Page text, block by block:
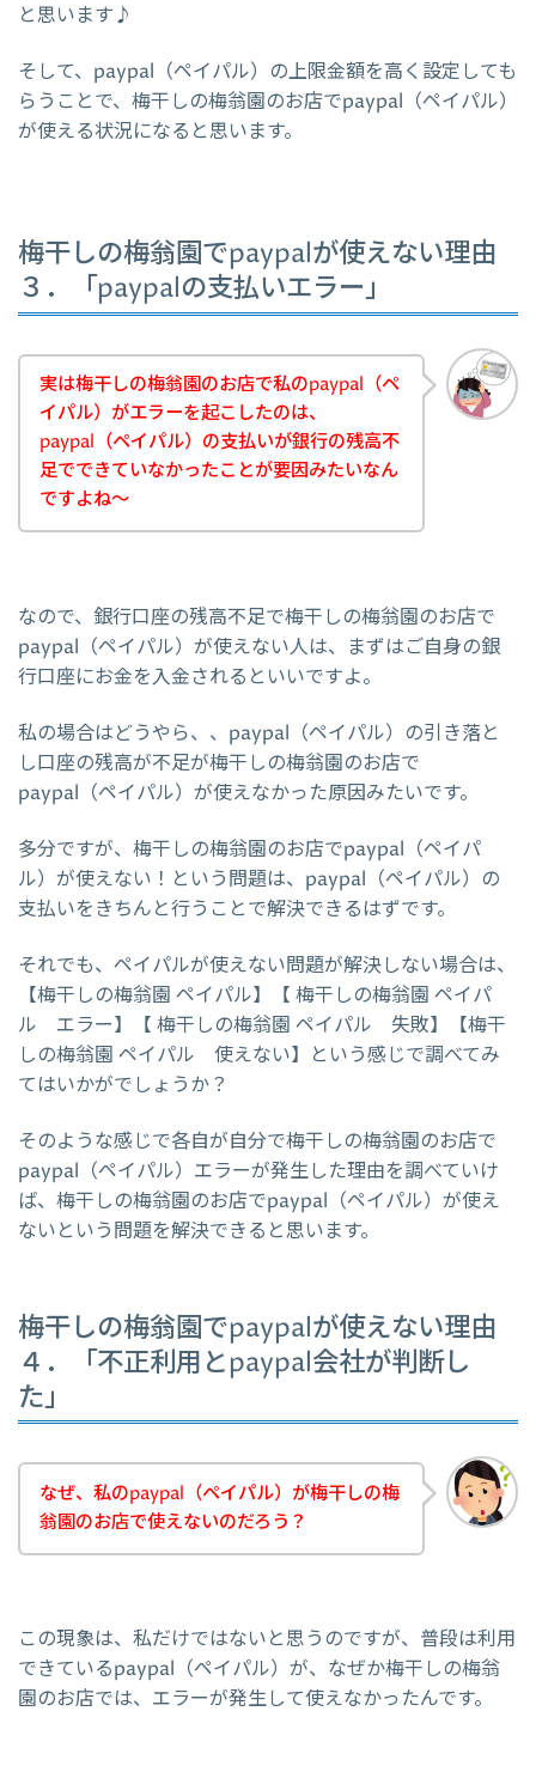
と思います♪
そして、paypal（ペイパル）の上限金額を高く設定しても
らうことで、梅干しの梅翁園のお店でpaypal（ペイパル）
が使える状況になると思います。
梅干しの梅翁園でpaypalが使えない理由
３．「paypalの支払いエラー」
実は梅干しの梅翁園のお店で私のpaypal（ペ
イパル）がエラーを起こしたのは、
paypal（ペイパル）の支払いが銀行の残高不
足でできていなかったことが要因みたいなん
ですよね～
なので、銀行口座の残高不足で梅干しの梅翁園のお店で
paypal（ペイパル）が使えない人は、まずはご自身の銀
行口座にお金を入金されるといいですよ。
私の場合はどうやら、、paypal（ペイパル）の引き落と
し口座の残高が不足が梅干しの梅翁園のお店で
paypal（ペイパル）が使えなかった原因みたいです。
多分ですが、梅干しの梅翁園のお店でpaypal（ペイパ
ル）が使えない！という問題は、paypal（ペイパル）の
支払いをきちんと行うことで解決できるはずです。
それでも、ペイパルが使えない問題が解決しない場合は、
【梅干しの梅翁園 ペイパル】【 梅干しの梅翁園 ペイパ
ル エラー】【 梅干しの梅翁園 ペイパル 失敗】【梅干
しの梅翁園 ペイパル 使えない】という感じで調べてみ
てはいかがでしょうか？
そのような感じで各自が自分で梅干しの梅翁園のお店で
paypal（ペイパル）エラーが発生した理由を調べていけ
ば、梅干しの梅翁園のお店でpaypal（ペイパル）が使え
ないという問題を解決できると思います。
梅干しの梅翁園でpaypalが使えない理由
４．「不正利用とpaypal会社が判断し
た」
なぜ、私のpaypal（ペイパル）が梅干しの梅
翁園のお店で使えないのだろう？
この現象は、私だけではないと思うのですが、普段は利用
できているpaypal（ペイパル）が、なぜか梅干しの梅翁
園のお店では、エラーが発生して使えなかったんです。